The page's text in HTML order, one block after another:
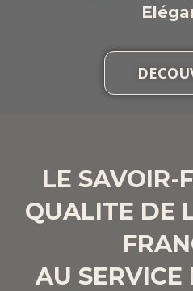
LE SAVOIR-
QUALITE DE
AU